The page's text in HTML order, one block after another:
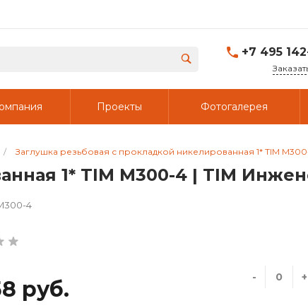
+7 495
Проекты Фотогалерея
/ Заглушка резьбовая с прокладкой никелированная 1* TIM
1* TIM M300-4 | TIM
4
руб. - +